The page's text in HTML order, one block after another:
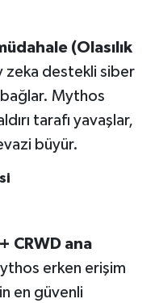
(Olasılık
zeka destekli siber
bağlar. Mythos
tarafı yavaşlar,
büyür.
CRWD ana
erken erişim
en güvenli